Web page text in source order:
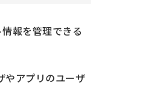
報を管理できる
やアプリのユーザ